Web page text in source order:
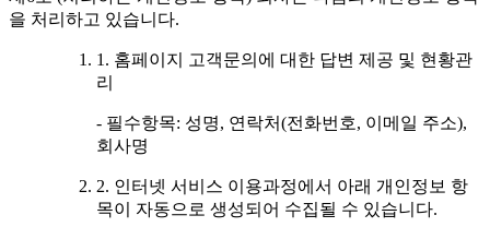
을 처리하고 있습니다.
1. 홈페이지 고객문의에 대한 답변 제공 및 현황관
리
- 필수항목: 성명, 연락처(전화번호, 이메일 주소),
회사명
2. 인터넷 서비스 이용과정에서 아래 개인정보 항
목이 자동으로 생성되어 수집될 수 있습니다.